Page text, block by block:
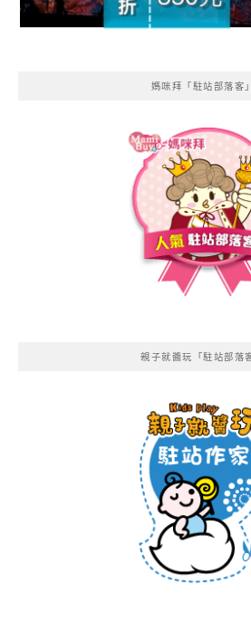
媽咪拜「駐站部落客」
親子就醬玩「駐站部落